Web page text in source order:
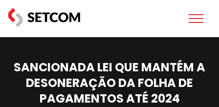
SANCIONADA LEI QUE MANTÉM A
DESONERAÇÃO DA FOLHA DE
PAGAMENTOS ATÉ 2024